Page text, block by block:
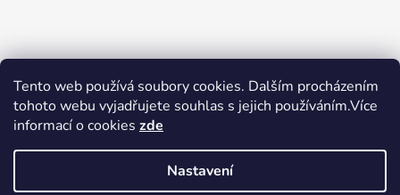
Tento web používá soubory cookies. Dalším procházením
tohoto webu vyjadřujete souhlas s jejich používáním.Více
informací o cookies zde
Nastavení
Zboží.cz Heureka.cz Voňavé dárky